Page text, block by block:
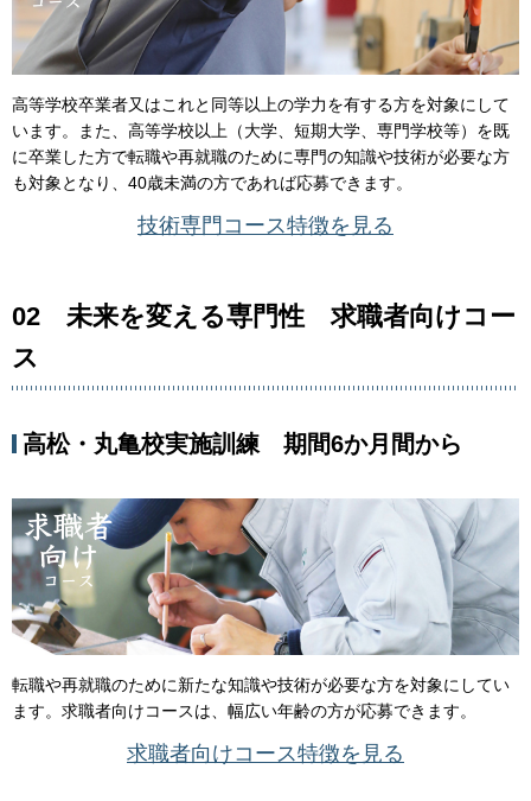
高等学校卒業者又はこれと同等以上の学力を有する方を対象にして
います。また、高等学校以上（大学、短期大学、専門学校等）を既
に卒業した方で転職や再就職のために専門の知識や技術が必要な方
も対象となり、40歳未満の方であれば応募できます。
技術専門コース特徴を見る
02 未来を変える専門性 求職者向けコー
ス
高松・丸亀校実施訓練 期間6か月間から
転職や再就職のために新たな知識や技術が必要な方を対象にしてい
ます。求職者向けコースは、幅広い年齢の方が応募できます。
求職者向けコース特徴を見る